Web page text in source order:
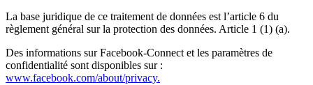
La base juridique de ce traitement de données est l’article 6 du
règlement général sur la protection des données. Article 1 (1) (a).
Des informations sur Facebook-Connect et les paramètres de
confidentialité sont disponibles sur :
www.facebook.com/about/privacy.